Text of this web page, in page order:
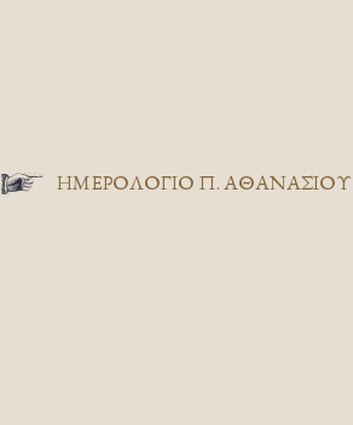
ΗΜΕΡΟΛΟΓΙΟ Π. ΑΘΑΝΑΣΙΟΥ